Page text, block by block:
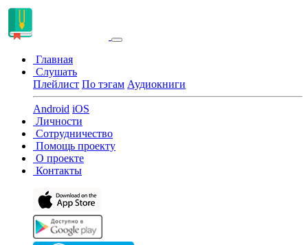
Главная
Слушать
Плейлист По тэгам Аудиокниги
Android iOS
Личности
Сотрудничество
Помощь проекту
О проекте
Контакты